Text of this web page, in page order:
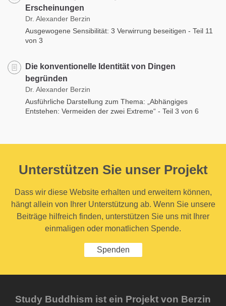
Erscheinungen
Dr. Alexander Berzin
Ausgewogene Sensibilität: 3 Verwirrung beseitigen - Teil 11
von 3
Die konventionelle Identität von Dingen
begründen
Dr. Alexander Berzin
Ausführliche Darstellung zum Thema: „Abhängiges
Entstehen: Vermeiden der zwei Extreme“ - Teil 3 von 6
Unterstützen Sie unser Projekt
Dass wir diese Website erhalten und erweitern können,
hängt allein von Ihrer Unterstützung ab. Wenn Sie unsere
Beiträge hilfreich finden, unterstützen Sie uns mit Ihrer
einmaligen oder monatlichen Spende.
Spenden
Study Buddhism ist ein Projekt von Berzin